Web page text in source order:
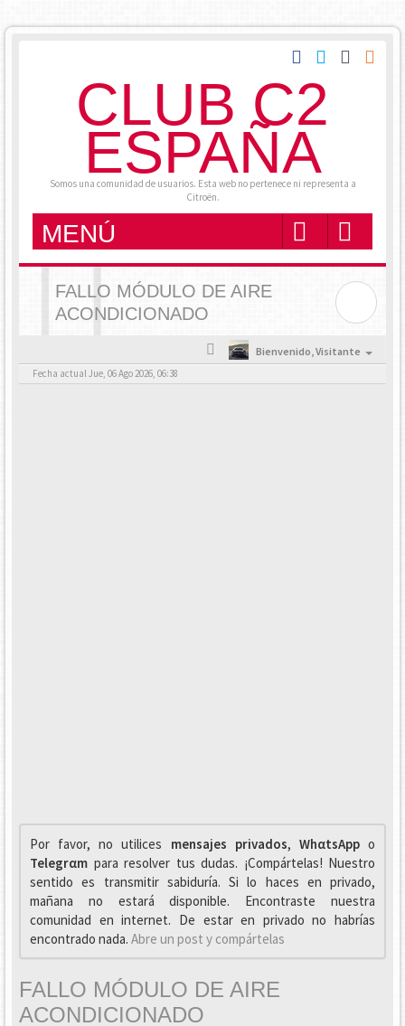
CLUB C2
ESPAÑA
Somos una comunidad de usuarios. Esta web no pertenece ni representa a
Citroën.
MENÚ
FALLO MÓDULO DE AIRE
ACONDICIONADO
Bienvenido,Visitante
Fecha actual Jue, 06 Ago 2026, 06:38
Por favor, no utilices mensajes privados, WhαtsAppo
Telegrαm para resolver tus dudas. ¡Compártelas! Nuestro
sentido es transmitir sabiduría. Si lo haces en privado,
mañana no estará disponible. Encontraste nuestra
comunidad en internet. De estar en privado no habrías
encontrado nada. Abre un post y compártelas
FALLO MÓDULO DE AIRE
ACONDICIONADO